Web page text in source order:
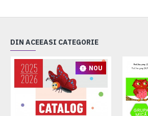
DIN ACEEASI CATEGORIE
NOU